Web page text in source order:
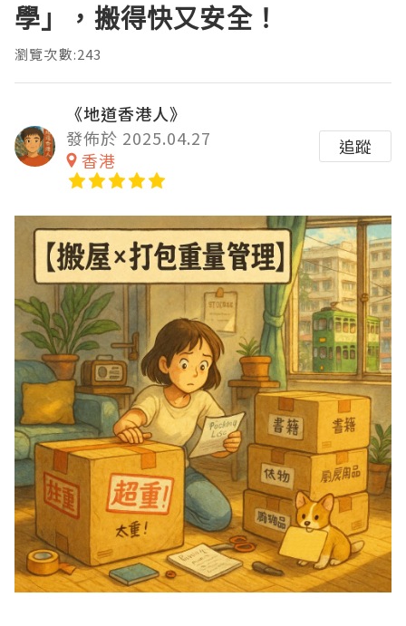
學」，搬得快又安全！
瀏覽次數:243
《地道香港人》
發佈於 2025.04.27
香港
追蹤